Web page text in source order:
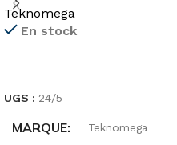
Teknomega
En stock
UGS : 24/5
MARQUE Teknomega